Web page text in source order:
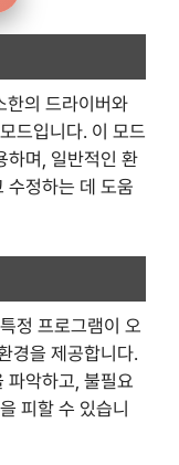
한의 드라이버와
드입니다. 이 모드
하며, 일반적인 환
수정하는 데 도움
정 프로그램이 오
경을 제공합니다.
파악하고, 불필요
피할 수 있습니